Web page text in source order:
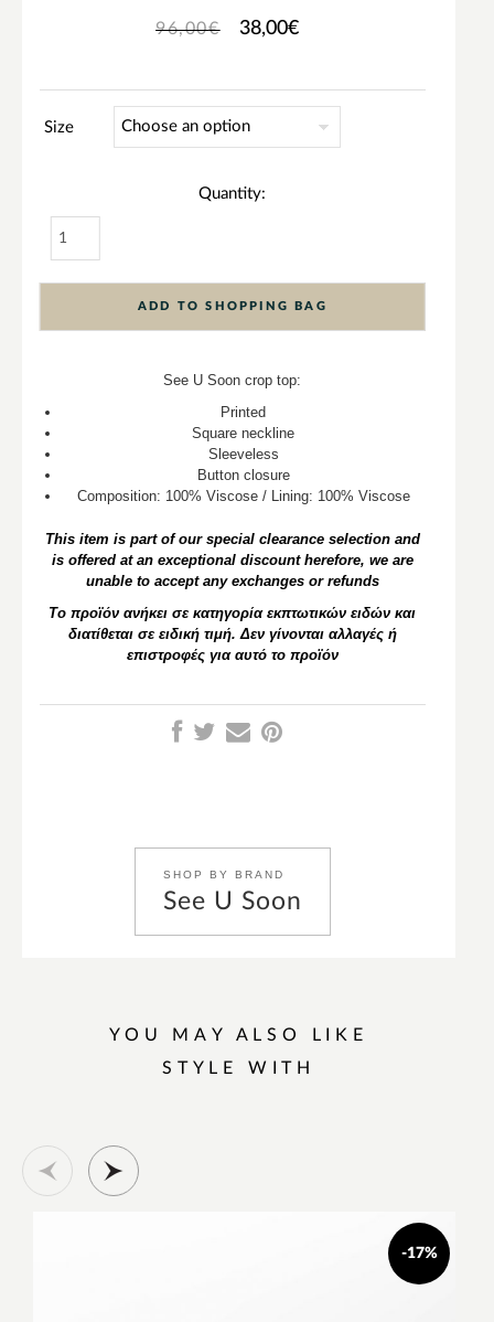
96,00€ 38,00€
Size
Quantity:
ADD TO SHOPPING BAG
See U Soon crop top:
Printed
Square neckline
Sleeveless
Button closure
Composition: 100% Viscose / Lining: 100% Viscose
This item is part of our special clearance selection and
is offered at an exceptional discount herefore, we are
unable to accept any exchanges or refunds
Το προϊόν ανήκει σε κατηγορία εκπτωτικών ειδών και
διατίθεται σε ειδική τιμή. Δεν γίνονται αλλαγές ή
επιστροφές για αυτό το προϊόν
SHOP BY BRAND
See U Soon
YOU MAY ALSO LIKE
STYLE WITH
-17%